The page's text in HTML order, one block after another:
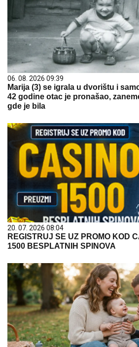
06. 08. 2026 09:39
Marija (3) se igrala u dvorištu i
42 godine otac je pronašao,
gde je bila
20. 07. 2026 08:04
REGISTRUJ SE UZ PROMO KOD
1500 BESPLATNIH SPINOVA